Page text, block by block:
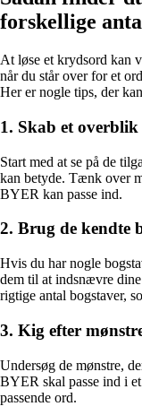
forskellige
At løse et krydsord kan
når du står over for et
Her er nogle tips, der
1. Skab et overblik
Start med at se på de
kan betyde. Tænk over
BYER kan passe ind.
2. Brug de kendte
Hvis du har nogle
dem til at indsnævre
rigtige antal bogstaver,
3. Kig efter
Undersøg de mønstre,
BYER skal passe ind i
passende ord.